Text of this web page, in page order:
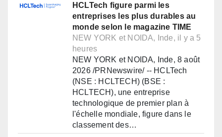
HCLTech figure parmi les
entreprises les plus durables au
monde selon le magazine TIME
NEW YORK et NOIDA, Inde, il y a 5
heures
NEW YORK et NOIDA, Inde, 8 août
2026 /PRNewswire/ -- HCLTech
(NSE : HCLTECH) (BSE :
HCLTECH), une entreprise
technologique de premier plan à
l'échelle mondiale, figure dans le
classement des…